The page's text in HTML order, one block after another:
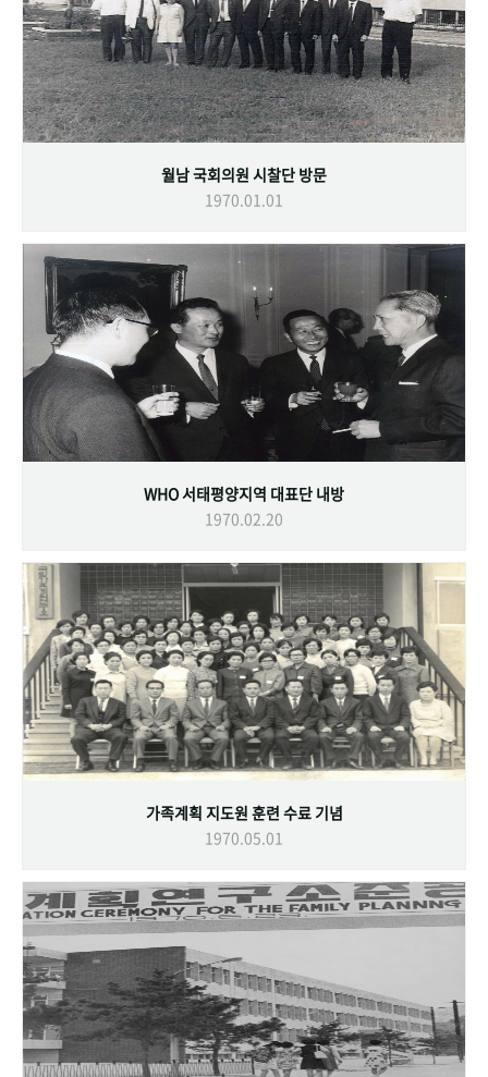
월남 국회의원 시찰단 방문
1970.01.01
WHO 서태평양지역 대표단 내방
1970.02.20
가족계획 지도원 훈련 수료 기념
1970.05.01